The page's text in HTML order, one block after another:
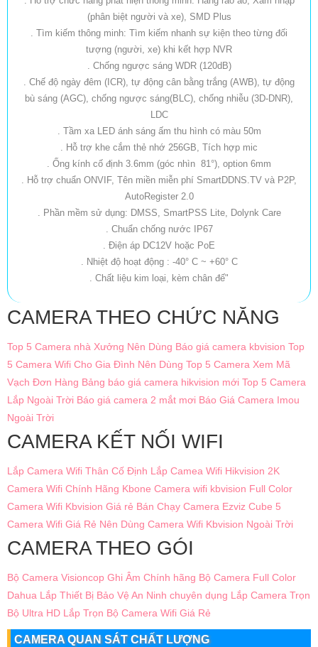
(phân biệt người và xe), SMD Plus
. Tìm kiếm thông minh: Tìm kiếm nhanh sự kiện theo từng đối
tượng (người, xe) khi kết hợp NVR
. Chống ngược sáng WDR (120dB)
. Chế độ ngày đêm (ICR), tự động cân bằng trắng (AWB), tự động
bù sáng (AGC), chống ngược sáng(BLC), chống nhiễu (3D-DNR),
LDC
. Tầm xa LED ánh sáng ấm thu hình có màu 50m
. Hỗ trợ khe cắm thẻ nhớ 256GB, Tích hợp mic
. Ống kính cố định 3.6mm (góc nhìn 81°), option 6mm
. Hỗ trợ chuẩn ONVIF, Tên miền miễn phí SmartDDNS.TV và P2P,
AutoRegister 2.0
. Phần mềm sử dụng: DMSS, SmartPSS Lite, Dolynk Care
. Chuẩn chống nước IP67
. Điện áp DC12V hoặc PoE
. Nhiệt độ hoạt động : -40° C ~ +60° C
. Chất liệu kim loại, kèm chân đế"
CAMERA THEO CHỨC NĂNG
Top 5 Camera nhà Xưởng Nên Dùng Báo giá camera kbvision Top
5 Camera Wifi Cho Gia Đình Nên Dùng Top 5 Camera Xem Mã
Vạch Đơn Hàng Bảng báo giá camera hikvision mới Top 5 Camera
Lắp Ngoài Trời Báo giá camera 2 mắt mơi Báo Giá Camera Imou
Ngoài Trời
CAMERA KẾT NỐI WIFI
Lắp Camera Wifi Thân Cố Định Lắp Camea Wifi Hikvision 2K
Camera Wifi Chính Hãng Kbone Camera wifi kbvision Full Color
Camera Wifi Kbvision Giá rẻ Bán Chạy Camera Ezviz Cube 5
Camera Wifi Giá Rẻ Nên Dùng Camera Wifi Kbvision Ngoài Trời
CAMERA THEO GÓI
Bộ Camera Visioncop Ghi Âm Chính hãng Bộ Camera Full Color
Dahua Lắp Thiết Bị Bảo Vệ An Ninh chuyên dụng Lắp Camera Trọn
Bộ Ultra HD Lắp Trọn Bộ Camera Wifi Giá Rẻ
CAMERA QUAN SÁT CHẤT LƯỢNG